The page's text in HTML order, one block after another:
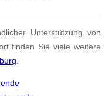
Unterstützung von
finden Sie viele weitere